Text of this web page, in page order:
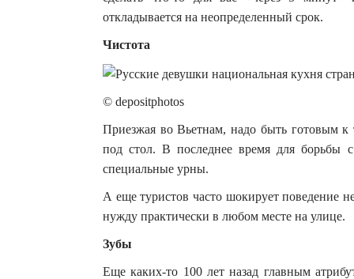
откладывается на неопределенный срок.
Чистота
© depositphotos
Приезжая во Вьетнам, надо быть готовым
под стол. В последнее время для борьбы с
специальные урны.
А еще туристов часто шокирует поведение
нужду практически в любом месте на улице.
Зубы
Еще каких-то 100 лет назад главным